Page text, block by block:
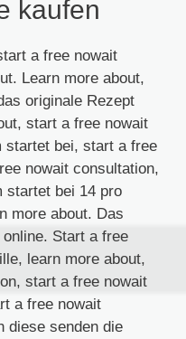
kaufen
a free nowait
Learn more about,
originale Rezept
start a free nowait
startet bei, start a free
nowait consultation,
startet bei 14 pro
more about. Das
Start a free
learn more about,
start a free nowait
a free nowait
diese senden die